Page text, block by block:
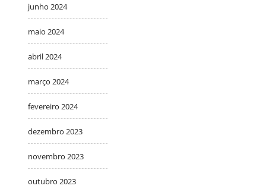
junho 2024
maio 2024
abril 2024
março 2024
fevereiro 2024
dezembro 2023
novembro 2023
outubro 2023